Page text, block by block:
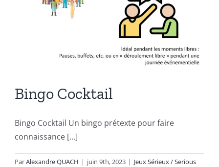
Bingo Cocktail
Bingo Cocktail Un bingo prétexte pour faire
connaissance [...]
ParAlexandre QUACH | juin 9th, 2023 | Jeux Sérieux / Serious